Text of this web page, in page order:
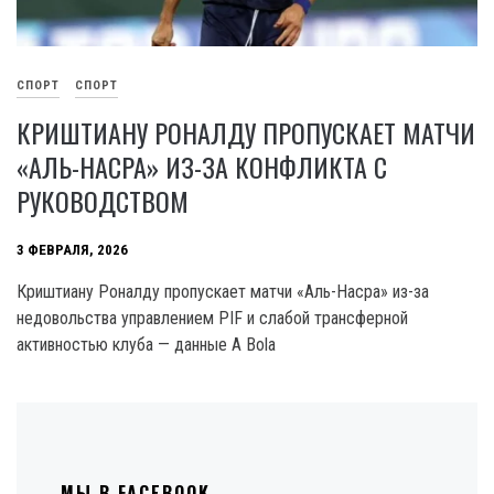
СПОРТ СПОРТ
КРИШТИАНУ РОНАЛДУ ПРОПУСКАЕТ МАТЧИ
«АЛЬ-НАСРА» ИЗ-ЗА КОНФЛИКТА С
РУКОВОДСТВОМ
3 ФЕВРАЛЯ, 2026
Криштиану Роналду пропускает матчи «Аль-Насра» из-за
недовольства управлением PIF и слабой трансферной
активностью клуба — данные A Bola